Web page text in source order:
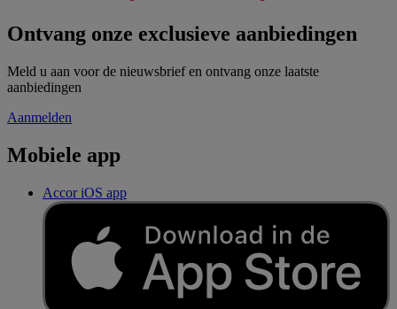
Ontvang onze exclusieve aanbiedingen
Meld u aan voor de nieuwsbrief en ontvang onze laatste
aanbiedingen
Aanmelden
Mobiele app
Accor iOS app